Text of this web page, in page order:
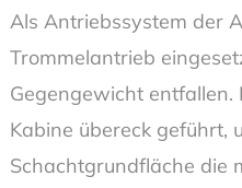
Als Antriebssystem der
Trommelantrieb
Gegengewicht
Kabine übereck geführt,
Schachtgrundfläche die